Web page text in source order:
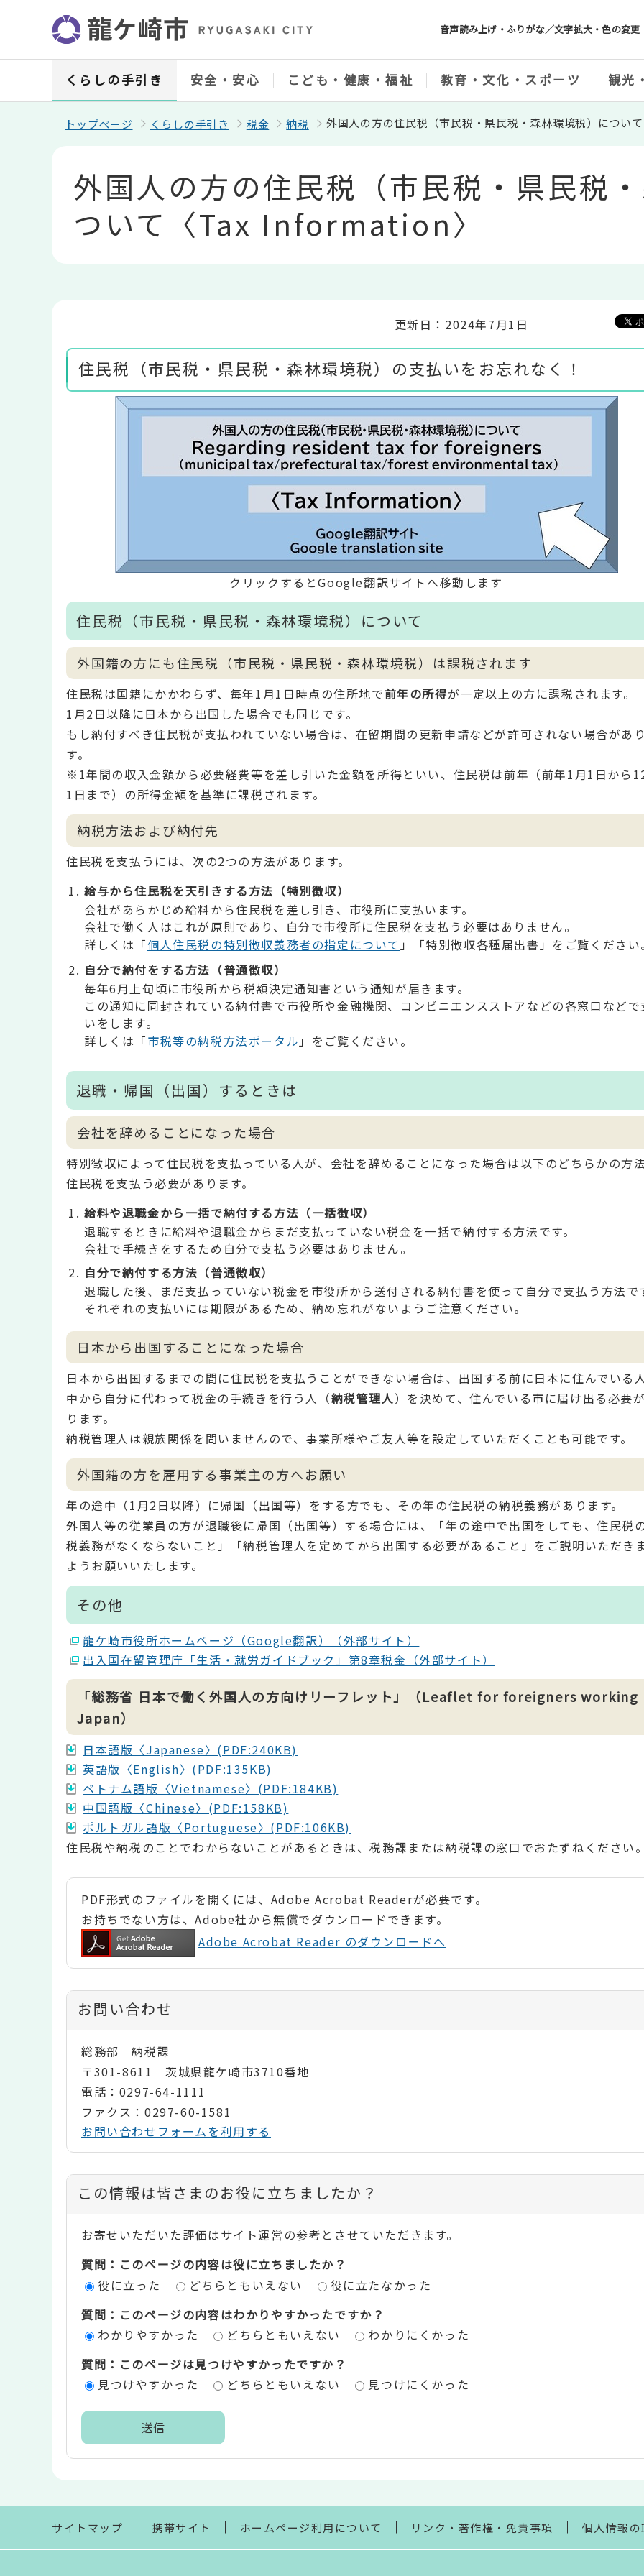
ジ
音声読み上げ・ふりがな／文字拡大・色の変更
くらしの手引き 安全・安心 こども・健康・福祉 教育・文化・スポーツ 観光
トップページ くらしの手引き 税金 納税 外国人の方の住民税（市民税・県民税・森林環境税）につ
外国人の方の住民税（市民税・県民税
ついて〈Tax Information〉
更新日：2024年7月1日
住民税（市民税・県民税・森林環境税）の支払いをお忘れなく！
クリックするとGoogle翻訳サイトへ移動します
住民税（市民税・県民税・森林環境税）について
外国籍の方にも住民税（市民税・県民税・森林環境税）は課税されます
住民税は国籍にかかわらず、毎年1月1日時点の住所地で前年の所得が一定以上の方に課税されます。
1月2日以降に日本から出国した場合でも同じです。
もし納付すべき住民税が支払われていない場合は、在留期間の更新申請などが許可されない場合があ
す。
※1年間の収入金額から必要経費等を差し引いた金額を所得といい、住民税は前年（前年1月1日から
1日まで）の所得金額を基準に課税されます。
納税方法および納付先
住民税を支払うには、次の2つの方法があります。
給与から住民税を天引きする方法（特別徴収）
会社があらかじめ給料から住民税を差し引き、市役所に支払います。
会社で働く人はこれが原則であり、自分で市役所に住民税を支払う必要はありません。
詳しくは「個人住民税の特別徴収義務者の指定について 」「特別徴収各種届出書」をご覧ください
自分で納付をする方法（普通徴収）
毎年6月上旬頃に市役所から税額決定通知書という通知が届きます。
この通知に同封されている納付書で市役所や金融機関、コンビニエンスストアなどの各窓口など
いをします。
詳しくは「市税等の納税方法ポータル 」をご覧ください。
退職・帰国（出国）するときは
会社を辞めることになった場合
特別徴収によって住民税を支払っている人が、会社を辞めることになった場合は以下のどちらかの方
住民税を支払う必要があります。
給料や退職金から一括で納付する方法（一括徴収）
退職するときに給料や退職金からまだ支払っていない税金を一括で納付する方法です。
会社で手続きをするため自分で支払う必要はありません。
自分で納付する方法（普通徴収）
退職した後、まだ支払っていない税金を市役所から送付される納付書を使って自分で支払う方法で
それぞれの支払いには期限があるため、納め忘れがないようご注意ください。
日本から出国することになった場合
日本から出国するまでの間に住民税を支払うことができない場合は、出国する前に日本に住んでいる
中から自分に代わって税金の手続きを行う人（納税管理人）を決めて、住んでいる市に届け出る必要
ります。
納税管理人は親族関係を問いませんので、事業所様やご友人等を設定していただくことも可能です。
外国籍の方を雇用する事業主の方へお願い
年の途中（1月2日以降）に帰国（出国等）をする方でも、その年の住民税の納税義務があります。
外国人等の従業員の方が退職後に帰国（出国等）する場合には、「年の途中で出国をしても、住民税
税義務がなくならないこと」「納税管理人を定めてから出国する必要があること」をご説明いただき
ようお願いいたします。
その他
龍ケ崎市役所ホームページ（Google翻訳）（外部サイト）
出入国在留管理庁「生活・就労ガイドブック」第8章税金（外部サイト）
「総務省 日本で働く外国人の方向けリーフレット」（Leaflet for foreigners
Japan）
日本語版〈Japanese〉(PDF:240KB)
英語版〈English〉(PDF:135KB)
ベトナム語版〈Vietnamese〉(PDF:184KB)
中国語版〈Chinese〉(PDF:158KB)
ポルトガル語版〈Portuguese〉(PDF:106KB)
住民税や納税のことでわからないことがあるときは、税務課または納税課の窓口でおたずねください
PDF形式のファイルを開くには、Adobe Acrobat Readerが必要です。
お持ちでない方は、Adobe社から無償でダウンロードできます。
Adobe Acrobat Reader のダウンロードへ
お問い合わせ
総務部 納税課
〒301-8611 茨城県龍ケ崎市3710番地
電話：0297-64-1111
ファクス：0297-60-1581
お問い合わせフォームを利用する
コ
ン
テ
ン
評
エ
この情報は皆さまのお役に立ちましたか？
お寄せいただいた評価はサイト運営の参考とさせていただきます。
質問：このページの内容は役に立ちましたか？
役に立った
どちらともいえない
役に立たなかった
質問：このページの内容はわかりやすかったですか？
わかりやすかった
どちらともいえない
わかりにくかった
質問：このページは見つけやすかったですか？
見つけやすかった
どちらともいえない 見つけにくかった
ま
サイトマップ 携帯サイト ホームページ利用について リンク・著作権・免責事項 個人情報